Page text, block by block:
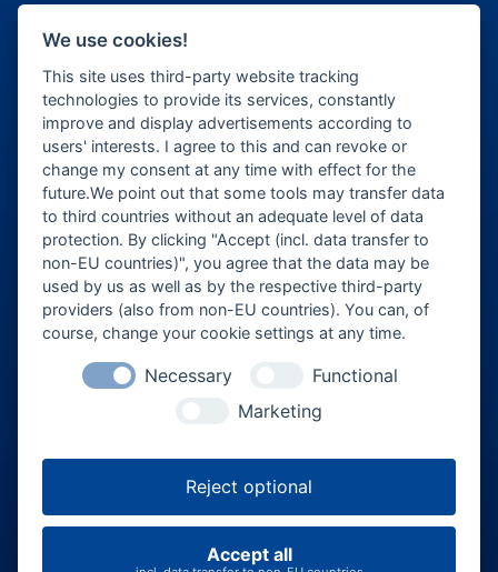
Veranstalter-Bereich
Besucher-Bereich
85435 Erding
ticket@eventforum-erding.de
veranstaltung@eventforum-erding.de
FAQÜber unsJobsAGBDatenschutzImpressum
Cookie-Einstellungen
We use cookies!
This site uses third-party website tracking
technologies to provide its services, constantly
improve and display advertisements according to
users' interests. I agree to this and can revoke or
change my consent at any time with effect for the
future.We point out that some tools may transfer data
to third countries without an adequate level of data
protection. By clicking "Accept (incl. data transfer to
non-EU countries)", you agree that the data may be
used by us as well as by the respective third-party
providers (also from non-EU countries). You can, of
course, change your cookie settings at any time.
Necessary
Functional
Marketing
Reject optional
Accept all